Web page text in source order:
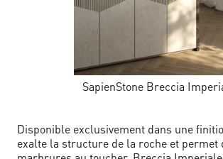
SapienStone Breccia
Disponible exclusivement dans une
exalte la structure de la roche et permet